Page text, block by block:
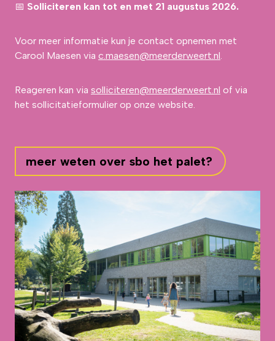
📅 Solliciteren kan tot en met 21 augustus 2026.
Voor meer informatie kun je contact opnemen met
Carool Maesen via c.maesen@meerderweert.nl.
Reageren kan via solliciteren@meerderweert.nl of via
het sollicitatieformulier op onze website.
meer weten over sbo het palet?